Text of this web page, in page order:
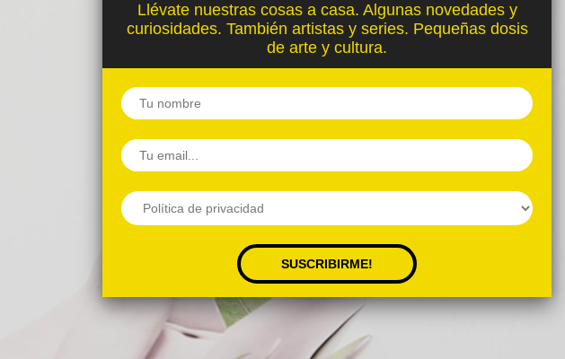
Llévate nuestras cosas a casa. Algunas novedades y
curiosidades. También artistas y series. Pequeñas dosis
de arte y cultura.